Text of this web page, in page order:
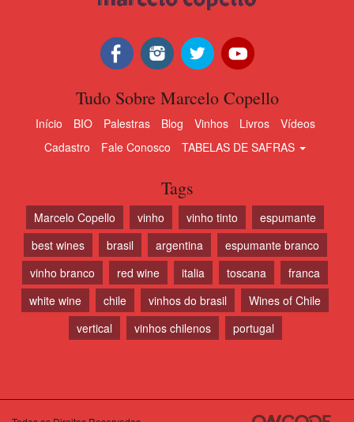
Tudo Sobre Marcelo Copello
Início BIO Palestras Blog Vinhos Livros
Vídeos
Cadastro
Fale Conosco TABELAS DE SAFRAS
Tags
Marcelo Copello vinho vinho tinto
espumante
best wines
brasil argentina
espumante branco
vinho branco
red wine italia toscana
franca
white wine
chile vinhos do brasil
Wines of Chile
vertical
vinhos chilenos portugal